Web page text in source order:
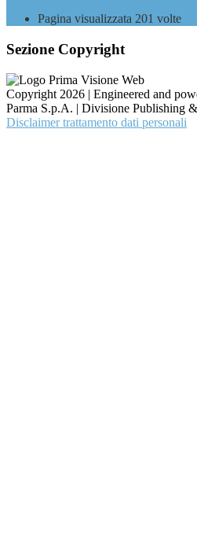
Pagina visualizzata 201 volte
Sezione Copyright
Copyright 2026 | Engineered and
Parma S.p.A. | Divisione Publishing
Disclaimer trattamento dati personali